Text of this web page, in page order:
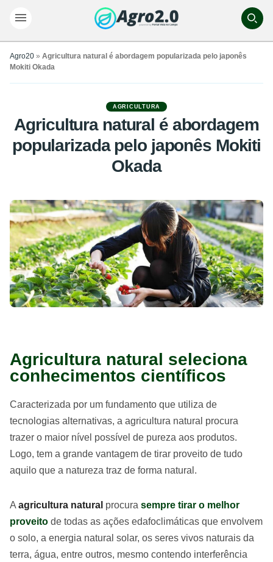
Agro20 » Agricultura natural é abordagem popularizada pelo japonês
Mokiti Okada
AGRICULTURA
Agricultura natural é abordagem
popularizada pelo japonês Mokiti
Okada
Agricultura natural seleciona
conhecimentos científicos
Caracterizada por um fundamento que utiliza de
tecnologias alternativas, a agricultura natural procura
trazer o maior nível possível de pureza aos produtos.
Logo, tem a grande vantagem de tirar proveito de tudo
aquilo que a natureza traz de forma natural.
A agricultura natural procura sempre tirar o melhor
proveito de todas as ações edafoclimáticas que envolvem
o solo, a energia natural solar, os seres vivos naturais da
terra, água, entre outros, mesmo contendo interferência